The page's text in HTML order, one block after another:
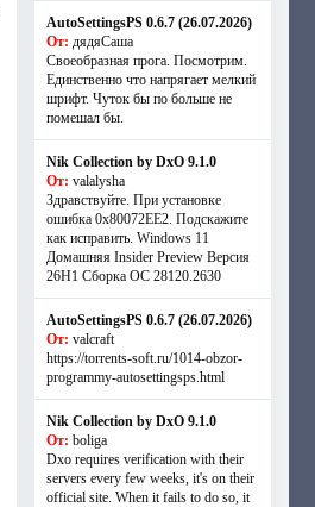
AutoSettingsPS 0.6.7 (26.07.2026)
От: дядяСаша
Своеобразная прога. Посмотрим.
Единственно что напрягает мелкий
шрифт. Чуток бы по больше не
помешал бы.
Nik Collection by DxO 9.1.0
От: valalysha
Здравствуйте. При установке
ошибка 0х80072EE2. Подскажите
как исправить. Windows 11
Домашняя Insider Preview Версия
26H1 Сборка ОС 28120.2630
AutoSettingsPS 0.6.7 (26.07.2026)
От: valcraft
https://torrents-soft.ru/1014-obzor-
programmy-autosettingsps.html
Nik Collection by DxO 9.1.0
От: boliga
Dxo requires verification with their
servers every few weeks, it's on their
official site. When it fails to do so, it